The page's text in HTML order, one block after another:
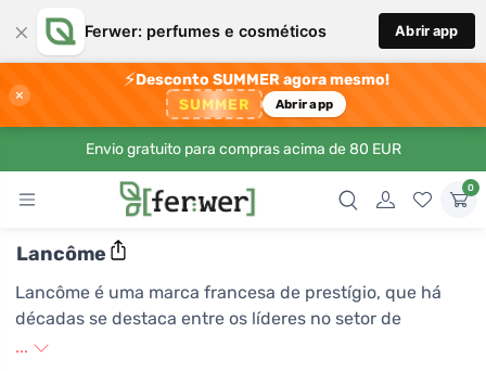
× Ferwer: perfumes e cosméticos Abrir app
×
⚡Desconto SUMMER agora mesmo!
SUMMER Abrir app
Envio gratuito para compras acima de 80 EUR
0
Lancôme
Lancôme é uma marca francesa de prestígio, que há
décadas se destaca entre os líderes no setor de
cosméticos de luxo e cuidados com a pele. Professa a
...